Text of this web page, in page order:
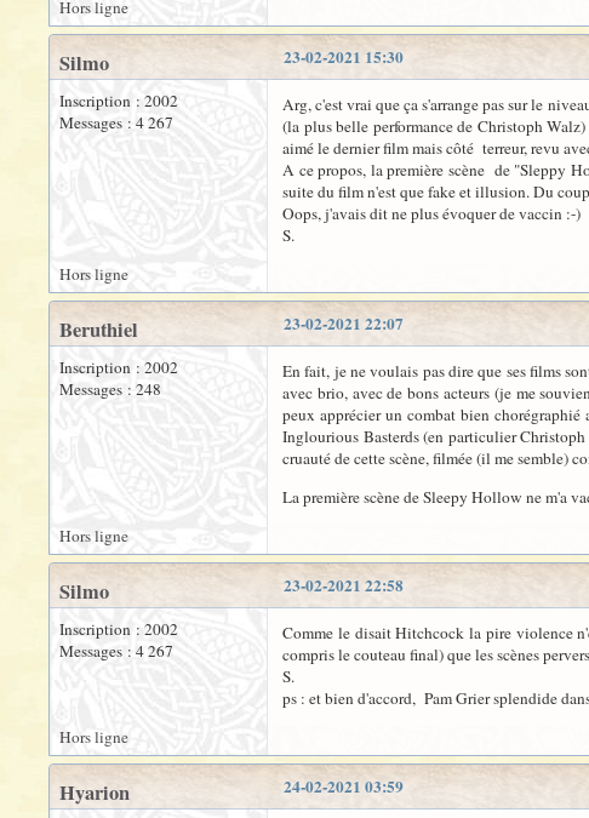
Hors ligne
23-02-2021 15:30
Silmo
Inscription : 2002
Messages : 4 267
Arg, c'est vrai que ça s'arrange pas sur le
(la plus belle performance de Christoph
aimé le dernier film mais côté terreur, revu
A ce propos, la première scène de "Sleppy
suite du film n'est que fake et illusion. Du
Oops, j'avais dit ne plus évoquer de vaccin :-)
S.
Hors ligne
23-02-2021 22:07
Beruthiel
Inscription : 2002
Messages : 248
En fait, je ne voulais pas dire que ses films
avec brio, avec de bons acteurs (je me
peux apprécier un combat bien chorégraphié
Inglourious Basterds (en particulier
cruauté de cette scène, filmée (il me semble)
La première scène de Sleepy Hollow ne m'a
Hors ligne
23-02-2021 22:58
Silmo
Inscription : 2002
Messages : 4 267
Comme le disait Hitchcock la pire violence
compris le couteau final) que les scènes
S.
ps : et bien d'accord, Pam Grier splendide
Hors ligne
24-02-2021 03:59
Hyarion